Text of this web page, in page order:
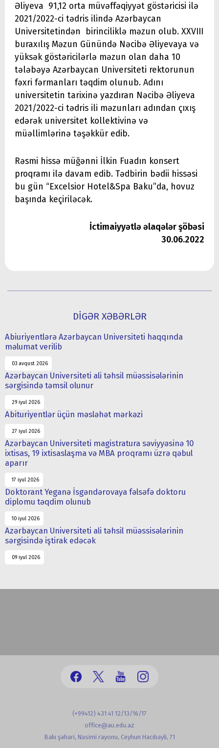
Əliyeva 91,12 orta müvəffəqiyyət göstəricisi ilə
2021/2022-ci tədris ilində Azərbaycan
Universitetindən birinciliklə məzun olub. XXVIII
buraxılış Məzun Günündə Nəcibə Əliyevaya və
yüksək göstəricilərlə məzun olan daha 10
tələbəyə Azərbaycan Universiteti rektorunun
fəxri fərmanları təqdim olunub. Adını
universitetin tarixinə yazdıran Nəcibə Əliyeva
2021/2022-ci tədris ili məzunları adından çıxış
edərək universitet kollektivinə və
müəllimlərinə təşəkkür edib.
Rəsmi hissə müğənni İlkin Fuadın konsert
proqramı ilə davam edib. Tədbirin bədii hissəsi
bu gün “Excelsior Hotel&Spa Baku”da, hovuz
başında keçiriləcək.
İctimaiyyətlə əlaqələr şöbəsi
30.06.2022
DİGƏR XƏBƏRLƏR
Abiuriyentlərə Azərbaycan Universiteti haqqında
məlumat verilib
03 avqust 2026
Azərbaycan Universiteti ali təhsil müəssisələrinin
sərgisində təmsil olunur
29 iyul 2026
Abituriyentlər üçün məsləhət mərkəzi
27 iyul 2026
Azərbaycan Universiteti magistratura səviyyəsinə 10
ixtisas, 19 ixtisaslaşma və MBA proqramı üzrə qəbul
aparır
17 iyul 2026
Doktorant Yeganə İsgəndərovaya fəlsəfə doktoru
diplomu təqdim olunub
10 iyul 2026
Azərbaycan Universiteti ali təhsil müəssisələrinin
sərgisində iştirak edəcək
09 iyul 2026
(+99412) 431 41 12/13/16/17
office@au.edu.az
Bakı şəhəri, Nəsimi rayonu, Ceyhun Hacıbəyli, 71